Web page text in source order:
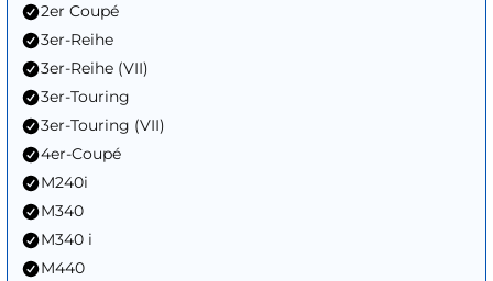
2er Coupé
3er-Reihe
3er-Reihe (VII)
3er-Touring
3er-Touring (VII)
4er-Coupé
M240i
M340
M340 i
M440